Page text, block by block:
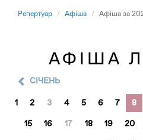
Репертуар Афіша Афіша за
АФІША
CІЧЕНЬ
1 2 3 4 5 6 7 8
15 16 17 18 19 20